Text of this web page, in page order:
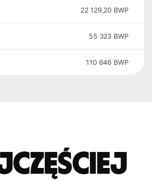
22 129,20 BWP
55 323 BWP
110 646 BWP